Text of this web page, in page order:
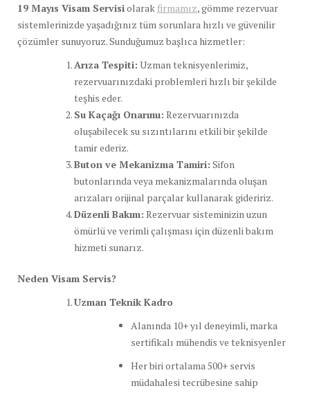
19 Mayıs Visam Servisiolarak firmamız, gömme rezervuar
sistemlerinizde yaşadığınız tüm sorunlara hızlı ve güvenilir
çözümler sunuyoruz. Sunduğumuz başlıca hizmetler:
Arıza Tespiti: Uzman teknisyenlerimiz,
rezervuarınızdaki problemleri hızlı bir şekilde
teşhis eder.
Su Kaçağı Onarımı: Rezervuarınızda
oluşabilecek su sızıntılarını etkili bir şekilde
tamir ederiz.
Buton ve Mekanizma Tamiri: Sifon
butonlarında veya mekanizmalarında oluşan
arızaları orijinal parçalar kullanarak gideririz.
Düzenli Bakım: Rezervuar sisteminizin uzun
ömürlü ve verimli çalışması için düzenli bakım
hizmeti sunarız.
Neden Visam Servis?
Uzman Teknik Kadro
Alanında 10+ yıl deneyimli, marka
sertifikalı mühendis ve teknisyenler
Her biri ortalama 500+ servis
müdahalesi tecrübesine sahip